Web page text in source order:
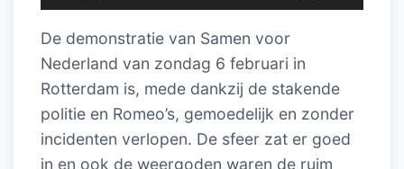
De demonstratie van Samen voor
Nederland van zondag 6 februari in
Rotterdam is, mede dankzij de stakende
politie en Romeo’s, gemoedelijk en zonder
incidenten verlopen. De sfeer zat er goed
in en ook de weergoden waren de ruim